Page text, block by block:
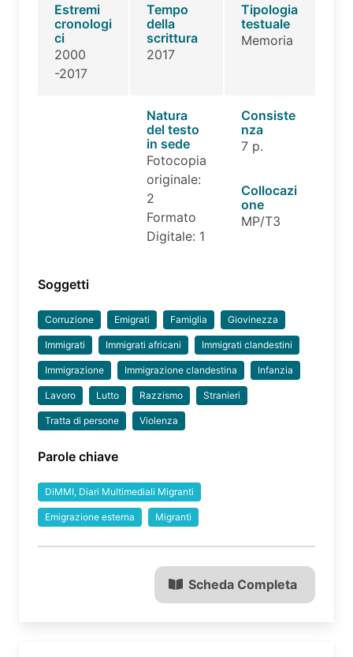
Estremi
cronologi
ci
2000
-2017
Tempo
della
scrittura
2017
Tipologia
testuale
Memoria
Natura
del testo
in sede
Fotocopia
originale:
2
Formato
Digitale: 1
Consiste
nza
7 p.
Collocazi
one
MP/T3
Soggetti
Corruzione Emigrati Famiglia Giovinezza
Immigrati Immigrati africani Immigrati clandestini
Immigrazione Immigrazione clandestina Infanzia
Lavoro Lutto Razzismo Stranieri
Tratta di persone Violenza
Parole chiave
DiMMI, Diari Multimediali Migranti
Emigrazione esterna Migranti
Scheda Completa